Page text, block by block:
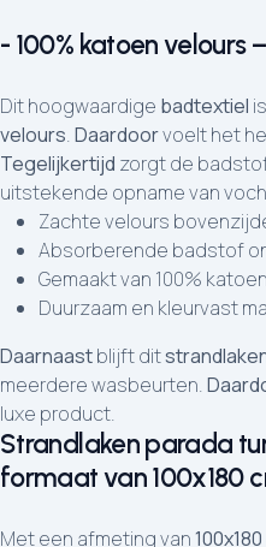
- 100% katoen velours
Dit hoogwaardige badtextiel
velours.Daardoorvoelt het
Tegelijkertijd zorgt de
uitstekende opname van
Zachte velours
Absorberende badstof
Gemaakt van 100% katoen
Duurzaam en kleurvast
Daarnaastblijft dit
meerdere wasbeurten.
luxe product.
Strandlaken parada
formaat van 100x180
Met een afmeting van